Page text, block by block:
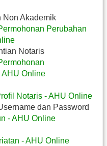
Non Akademik
Perubahan
Notaris
AHU Online
Notaris - AHU Online
dan Password
- AHU Online
- AHU Online